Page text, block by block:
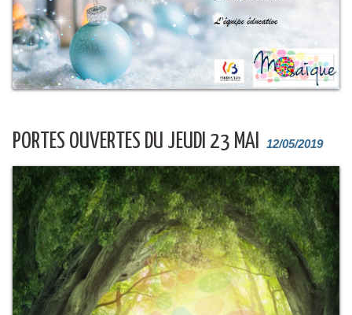
PORTES OUVERTES DU JEUDI 23 MAI 12/05/2019